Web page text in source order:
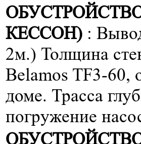
КЕССОН) :
2м.) Толщина
Belamos TF3-60,
доме. Трасса
погружение